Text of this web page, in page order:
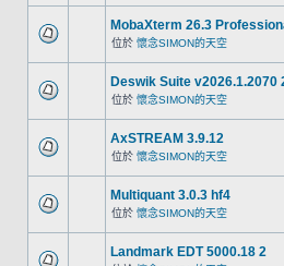
MobaXterm 26.3
位於 懷念SIMON的天空
Deswik Suite v2026.1.2070
位於 懷念SIMON的天空
AxSTREAM 3.9.12
位於 懷念SIMON的天空
Multiquant 3.0.3 hf4
位於 懷念SIMON的天空
Landmark EDT 5000.18 2